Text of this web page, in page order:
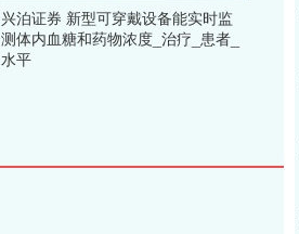
兴泊证券 新型可穿戴设备能实时监
测体内血糖和药物浓度_治疗_患者_
水平